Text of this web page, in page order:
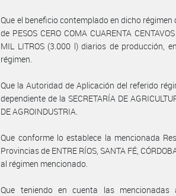
Que el beneficio contemplado en dicho
de PESOS CERO COMA CUARENTA
MIL LITROS (3.000 l) diarios de producción,
régimen.
Que la Autoridad de Aplicación del referido
dependiente de la SECRETARÍA DE
DE AGROINDUSTRIA.
Que conforme lo establece la mencionada
Provincias de ENTRE RÍOS, SANTA FÉ,
al régimen mencionado.
Que teniendo en cuenta las mencionadas